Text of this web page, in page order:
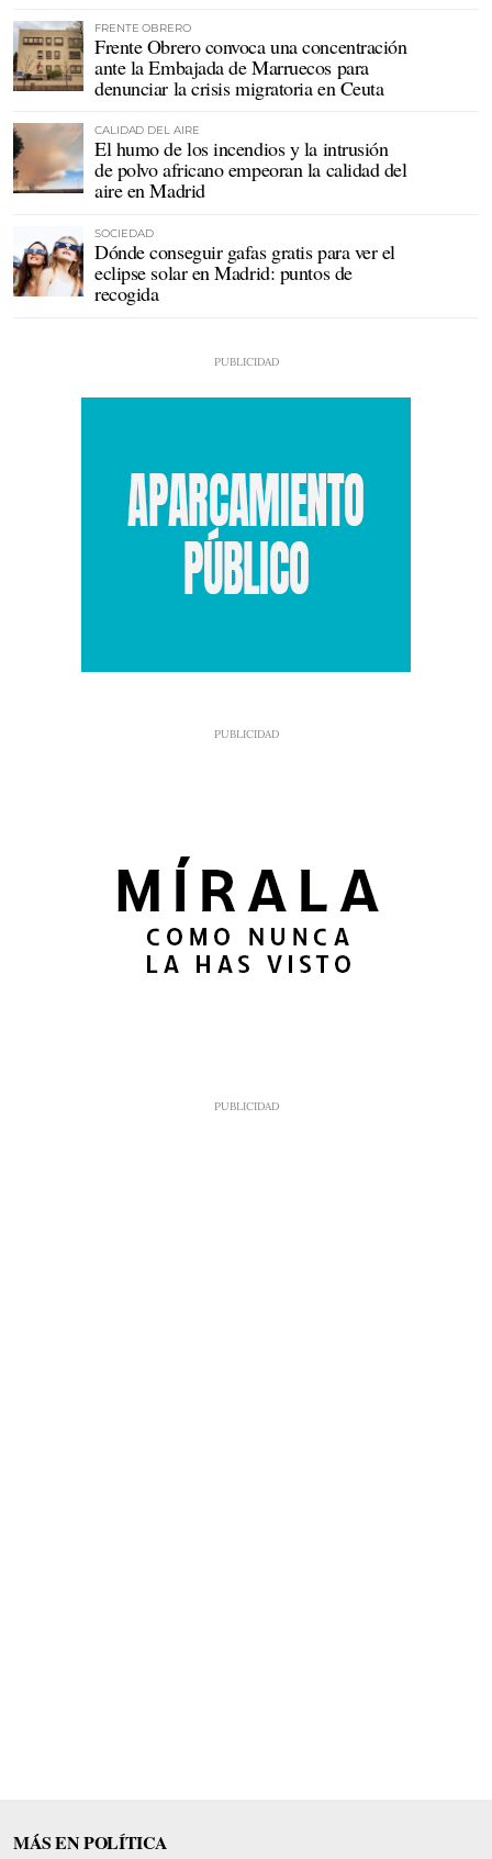
FRENTE OBRERO
Frente Obrero convoca una concentración
ante la Embajada de Marruecos para
denunciar la crisis migratoria en Ceuta
CALIDAD DEL AIRE
El humo de los incendios y la intrusión
de polvo africano empeoran la calidad del
aire en Madrid
SOCIEDAD
Dónde conseguir gafas gratis para ver el
eclipse solar en Madrid: puntos de
recogida
MÁS EN POLÍTICA